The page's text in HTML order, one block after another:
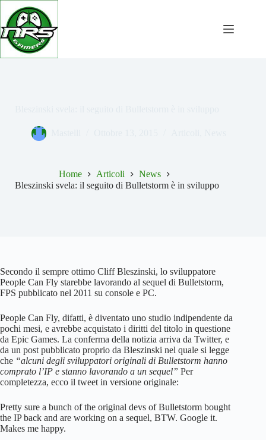
Salta
contenuto
Home Articoli
News
Bleszinski svela: il seguito di Bulletstorm è in sviluppo
Secondo il sempre ottimo Cliff Bleszinski, lo sviluppatore
People Can Fly starebbe lavorando al sequel di Bulletstorm,
FPS pubblicato nel 2011 su console e PC.
People Can Fly, difatti, è diventato uno studio indipendente da
pochi mesi, e avrebbe acquistato i diritti del titolo in questione
da Epic Games. La conferma della notizia arriva da Twitter, e
da un post pubblicato proprio da Bleszinski nel quale si legge
che “alcuni degli sviluppatori originali di Bulletstorm hanno
comprato l’IP e stanno lavorando a un sequel” Per
completezza, ecco il tweet in versione originale:
Pretty sure a bunch of the original devs of Bulletstorm bought
the IP back and are working on a sequel, BTW. Google it.
Makes me happy.